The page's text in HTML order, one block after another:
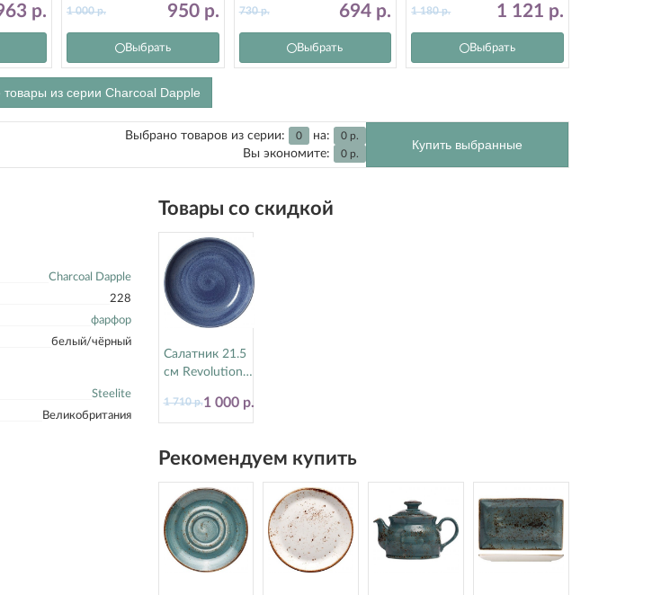
р. 950 р.
1 000р.
Выбрать
694 р.
730р.
Выбрать
17560568
1 121 р.
1 180р.
Выбрать
товары из серии Charcoal Dapple
Выбрано товаров из серии: 0 на: 0 р.
Вы экономите: 0 р.
Купить выбранные
Charcoal Dapple
228
фарфор
белый/чёрный
Steelite
Великобритания
Товары со скидкой
Салатник 21.5
см Revolution
Steelite
(Стилайт)
1 000 р.
1 710 р.
Рекомендуем купить